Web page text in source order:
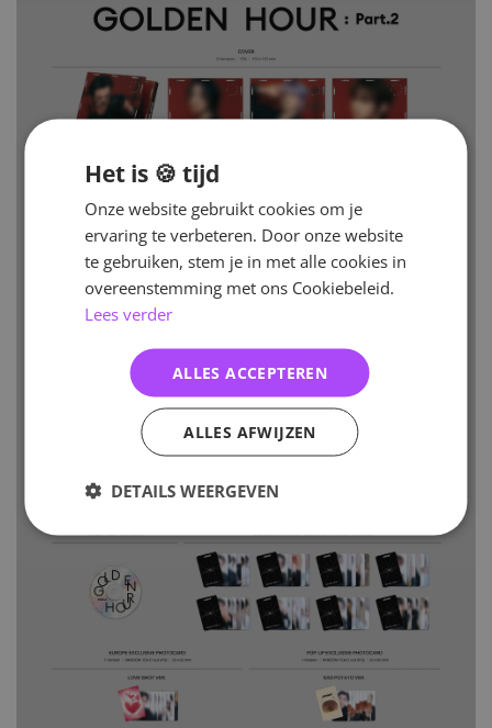
Het is 🍪 tijd
Onze website gebruikt cookies om je
ervaring te verbeteren. Door onze website
te gebruiken, stem je in met alle cookies in
overeenstemming met ons Cookiebeleid.
Lees verder
ALLES ACCEPTEREN
ALLES AFWIJZEN
DETAILS WEERGEVEN